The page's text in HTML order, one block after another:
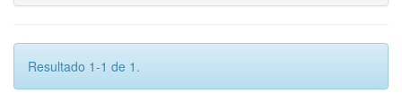
Resultado 1-1 de 1.